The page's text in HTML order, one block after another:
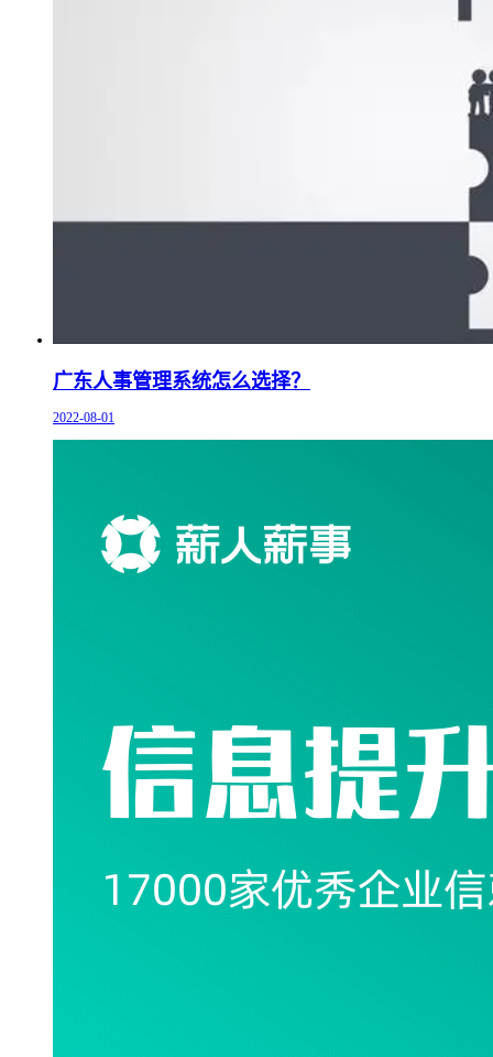
广东人事管理系统怎么选择？
2022-08-01